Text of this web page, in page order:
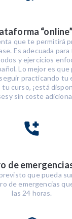
“online”
que te permitirá
Es adecuada
y ejercicios
Lo mejor es
practicando tu
curso, ¡está
sin coste
de
que pueda
de emergencias
las 24 horas.